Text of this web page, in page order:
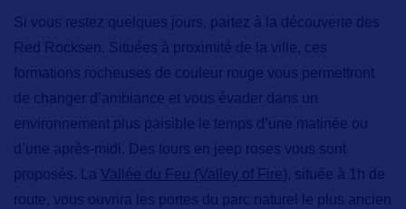
Si vous restez quelques jours, partez à la découverte des
Red Rocksen . Situées à proximité de la ville, ces
formations rocheuses de couleur rouge vous permettront
de changer d’ambiance et vous évader dans un
environnement plus paisible le temps d’une matinée ou
d’une après-midi. Des tours en jeep roses vous sont
proposés. La Vallée du Feu (Valley of Fire), située à 1h de
route, vous ouvrira les portes du parc naturel le plus ancien